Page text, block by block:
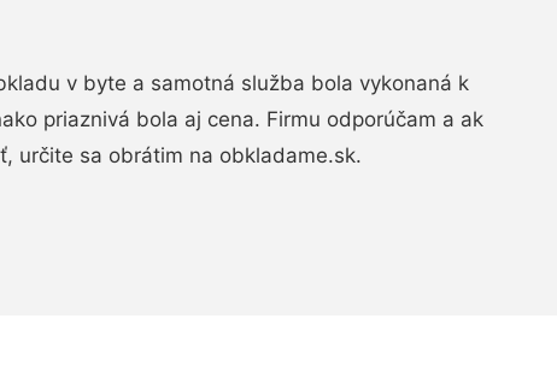
v byte a samotná služba bola vykonaná k
priaznivá bola aj cena. Firmu odporúčam a ak
určite sa obrátim na obkladame.sk.